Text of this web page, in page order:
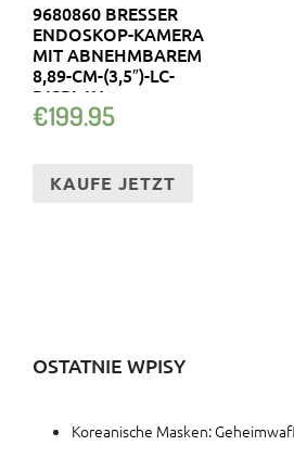
9680860 BRESSER
ENDOSKOP-KAMERA
MIT ABNEHMBAREM
8,89-CM-(3,5″)-LC-
DISPLAY
€199.95
KAUFE JETZT
OSTATNIE WPISY
Koreanische Masken: